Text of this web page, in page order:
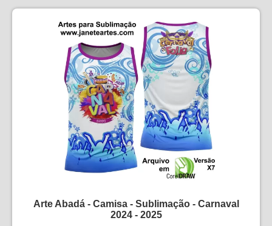
Arte Abadá - Camisa - Sublimação - Carnaval
2024 - 2025